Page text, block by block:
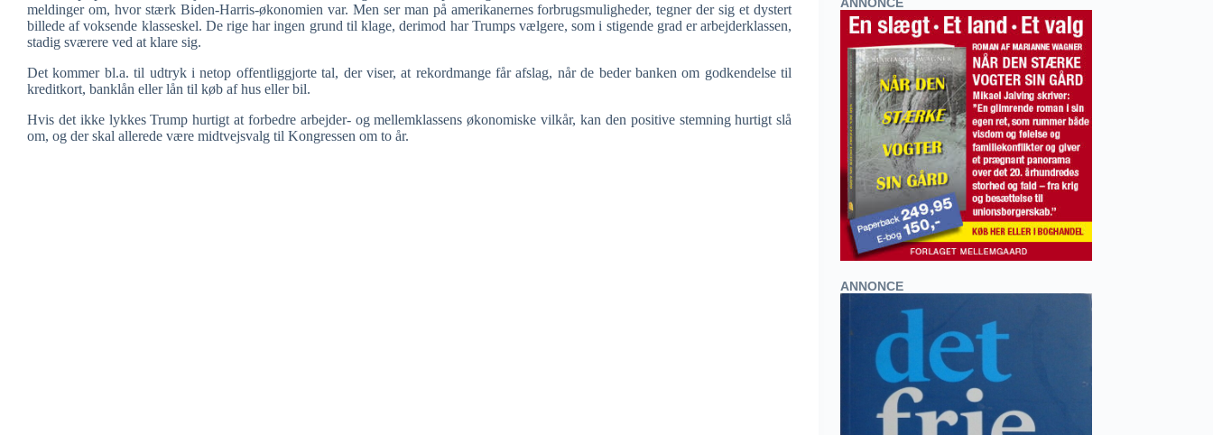
meldinger om, hvor stærk Biden-Harris-økonomien var. Men ser man på amerikanernes forbrugsmuligheder, tegner der sig et dystert
billede af voksende klasseskel. De rige har ingen grund til klage, derimod har Trumps vælgere, som i stigende grad er arbejderklassen,
stadig sværere ved at klare sig.
Det kommer bl.a. til udtryk i netop offentliggjorte tal, der viser, at rekordmange får afslag, når de beder banken om godkendelse til
kreditkort, banklån eller lån til køb af hus eller bil.
Hvis det ikke lykkes Trump hurtigt at forbedre arbejder- og mellemklassens økonomiske vilkår, kan den positive stemning hurtigt slå
om, og der skal allerede være midtvejsvalg til Kongressen om to år.
ANNONCE